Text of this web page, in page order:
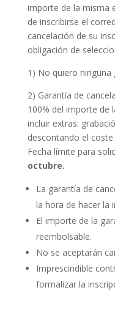
importe de la misma
de inscribirse el
cancelación de su
obligación de
1) No quiero ninguna
2) Garantía de
100% del importe de
incluir extras:
descontando el
Fecha límite para
octubre.
La garantía de
la hora de hacer la
El importe de la
reembolsable.
No se aceptarán
Imprescindible
formalizar la